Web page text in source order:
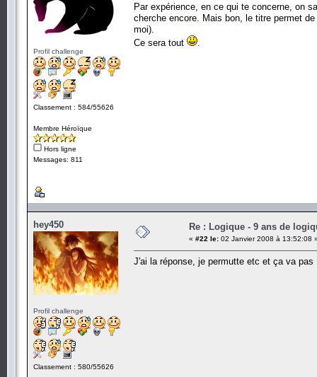
Profil challenge
Classement : 584/55626
Membre Héroïque
Hors ligne
Messages: 811
Par expérience, en ce qui te concerne, on
cherche encore. Mais bon, le titre permet
moi).
Ce sera tout
hey450
Profil challenge
Classement : 580/55626
Re : Logique - 9 ans de
« #22 le: 02 Janvier 2008 à 13:52:08
J'ai la réponse, je permutte etc et ça va